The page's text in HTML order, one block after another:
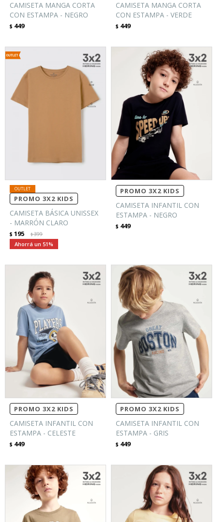
CAMISETA MANGA CORTA
CON ESTAMPA - NEGRO
$ 449
CAMISETA MANGA CORTA
CON ESTAMPA - VERDE
$ 449
PROMO 3X2 KIDS
CAMISETA BÁSICA UNISSEX
- MARRÓN CLARO
$ 195 $399
51
PROMO 3X2 KIDS
CAMISETA INFANTIL CON
ESTAMPA - NEGRO
$ 449
PROMO 3X2 KIDS
CAMISETA INFANTIL CON
ESTAMPA - CELESTE
$ 449
PROMO 3X2 KIDS
CAMISETA INFANTIL CON
ESTAMPA - GRIS
$ 449